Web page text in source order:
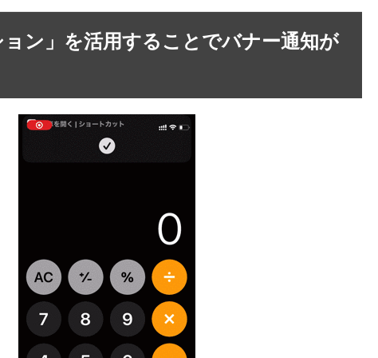
ョン」を活用することでバナー通知が